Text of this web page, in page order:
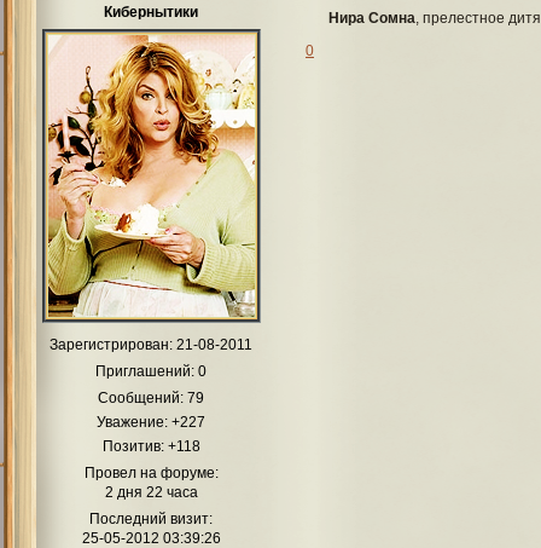
Кибернытики
Зарегистрирован: 21-08-2011
Приглашений: 0
Сообщений: 79
Уважение: +227
Позитив: +118
Провел на форуме:
2 дня 22 часа
Последний визит:
25-05-2012 03:39:26
Нира Сомна, прелестное
0